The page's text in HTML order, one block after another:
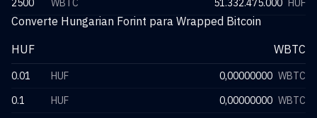
2500
WBTC 51.332.475.000 HUF
Converte Hungarian Forint para Wrapped Bitcoin
HUF
WBTC
0.01 HUF 0,00000000 WBTC
0.1
HUF 0,00000000 WBTC